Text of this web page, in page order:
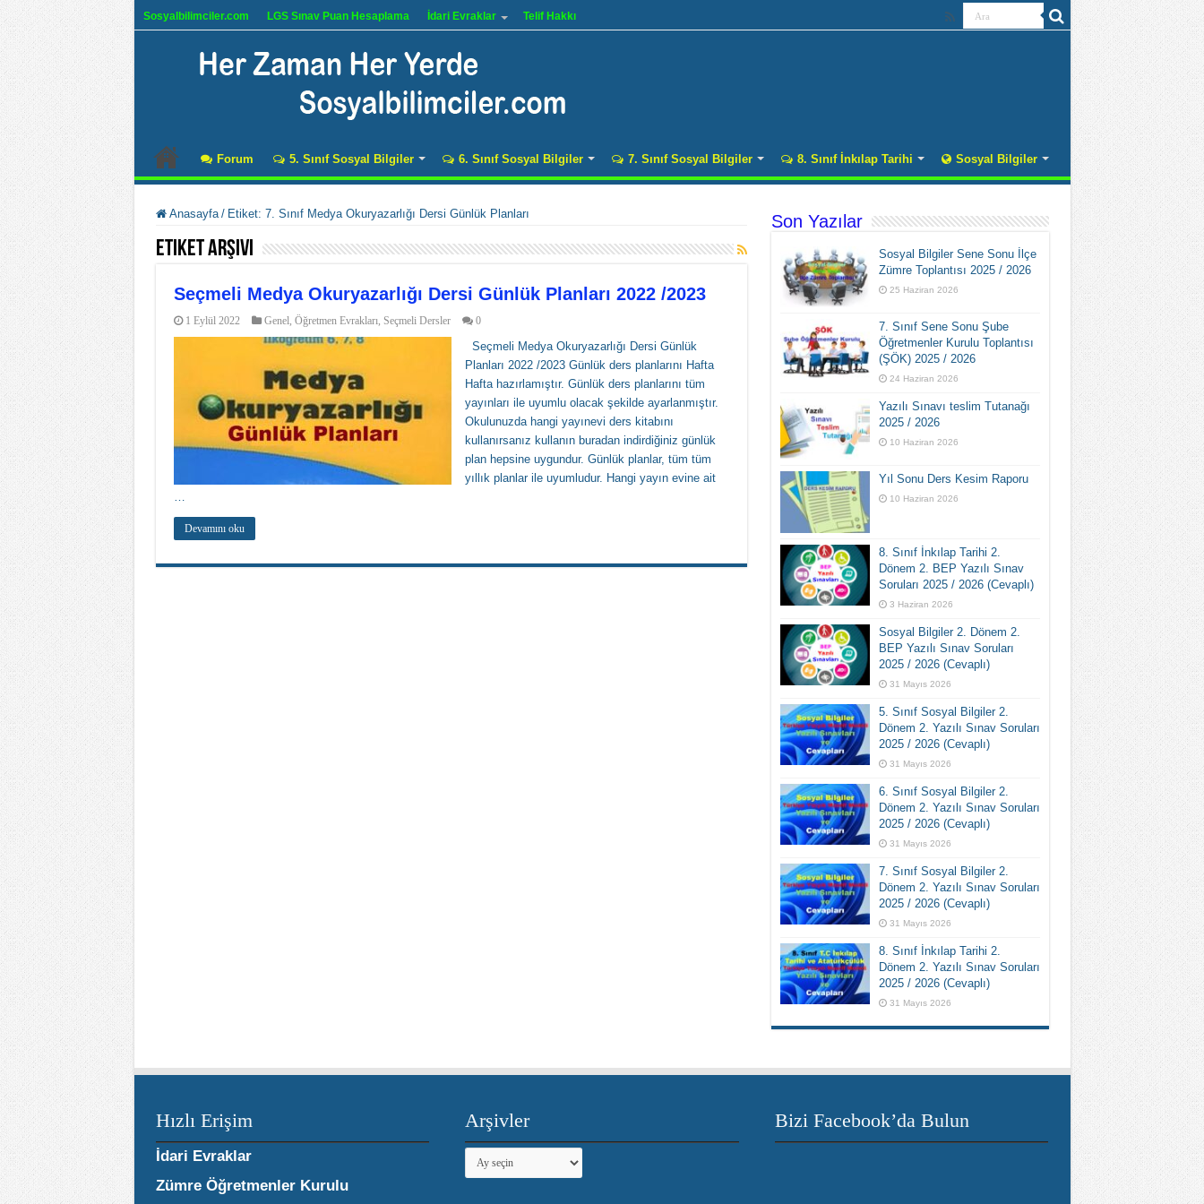
Sosyalbilimciler.com LGS Sınav Puan Hesaplama İdari Evraklar Telif Hakkı
Forum 5. Sınıf Sosyal Bilgiler 6. Sınıf Sosyal Bilgiler 7. Sınıf Sosyal Bilgiler 8. Sınıf İnkılap Tarihi Sosyal Bilgiler
Anasayfa / Etiket: 7. Sınıf Medya Okuryazarlığı Dersi Günlük Planları
Etiket Arşivi
Seçmeli Medya Okuryazarlığı Dersi Günlük Planları 2022 /2023
1 Eylül 2022 Genel, Öğretmen Evrakları, Seçmeli Dersler 0
Seçmeli Medya Okuryazarlığı Dersi Günlük
Planları 2022 /2023 Günlük ders planlarını Hafta
Hafta hazırlamıştır. Günlük ders planlarını tüm
yayınları ile uyumlu olacak şekilde ayarlanmıştır.
Okulunuzda hangi yayınevi ders kitabını
kullanırsanız kullanın buradan indirdiğiniz günlük
plan hepsine uygundur. Günlük planlar, tüm tüm
yıllık planlar ile uyumludur. Hangi yayın evine ait
…
Devamını oku
Son Yazılar
Sosyal Bilgiler Sene Sonu İlçe
Zümre Toplantısı 2025 / 2026
25 Haziran 2026
7. Sınıf Sene Sonu Şube
Öğretmenler Kurulu Toplantısı
(ŞÖK) 2025 / 2026
24 Haziran 2026
Yazılı Sınavı teslim Tutanağı
2025 / 2026
10 Haziran 2026
Yıl Sonu Ders Kesim Raporu
10 Haziran 2026
8. Sınıf İnkılap Tarihi 2.
Dönem 2. BEP Yazılı Sınav
Soruları 2025 / 2026 (Cevaplı)
3 Haziran 2026
Sosyal Bilgiler 2. Dönem 2.
BEP Yazılı Sınav Soruları
2025 / 2026 (Cevaplı)
31 Mayıs 2026
5. Sınıf Sosyal Bilgiler 2.
Dönem 2. Yazılı Sınav Soruları
2025 / 2026 (Cevaplı)
31 Mayıs 2026
6. Sınıf Sosyal Bilgiler 2.
Dönem 2. Yazılı Sınav Soruları
2025 / 2026 (Cevaplı)
31 Mayıs 2026
7. Sınıf Sosyal Bilgiler 2.
Dönem 2. Yazılı Sınav Soruları
2025 / 2026 (Cevaplı)
31 Mayıs 2026
8. Sınıf İnkılap Tarihi 2.
Dönem 2. Yazılı Sınav Soruları
2025 / 2026 (Cevaplı)
31 Mayıs 2026
Hızlı Erişim
İdari Evraklar
Zümre Öğretmenler Kurulu
Arşivler
Arşivler
Bizi Facebook’da Bulun